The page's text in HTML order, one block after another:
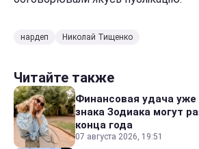
нардеп Николай Тищенко
Читайте также
Финансовая удача уже
знака Зодиака могут
конца года
07 августа 2026, 19:51